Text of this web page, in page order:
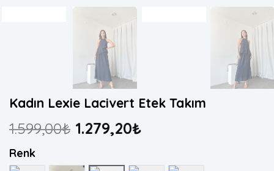
Kadın Lexie Lacivert Etek Takım
1.599,00₺ 1.279,20₺
Renk